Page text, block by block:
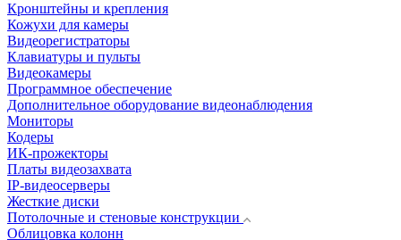
Кронштейны и крепления
Кожухи для камеры
Видеорегистраторы
Клавиатуры и пульты
Видеокамеры
Программное обеспечение
Дополнительное оборудование видеонаблюдения
Мониторы
Кодеры
ИК-прожекторы
Платы видеозахвата
IP-видеосерверы
Жесткие диски
Потолочные и стеновые конструкции
Облицовка колонн